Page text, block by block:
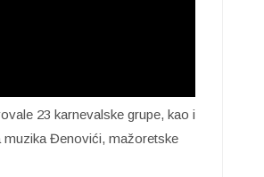
23 karnevalske grupe, kao i
muzika Đenovići, mažoretske